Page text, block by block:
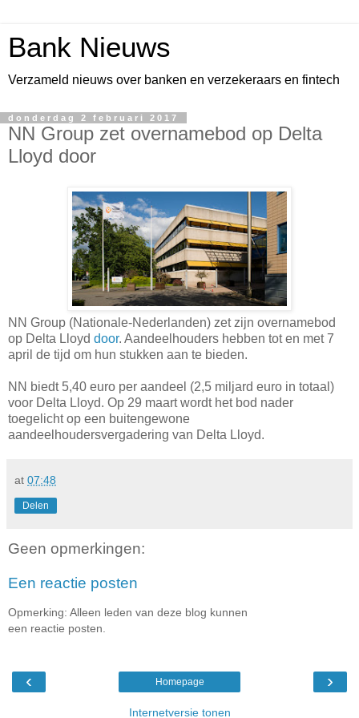
Bank Nieuws
Verzameld nieuws over banken en verzekeraars en fintech
donderdag 2 februari 2017
NN Group zet overnamebod op Delta
Lloyd door
NN Group (Nationale-Nederlanden) zet zijn overnamebod
op Delta Lloyd door. Aandeelhouders hebben tot en met 7
april de tijd om hun stukken aan te bieden.
NN biedt 5,40 euro per aandeel (2,5 miljard euro in totaal)
voor Delta Lloyd. Op 29 maart wordt het bod nader
toegelicht op een buitengewone
aandeelhoudersvergadering van Delta Lloyd.
at 07:48
Delen
Geen opmerkingen:
Een reactie posten
Opmerking: Alleen leden van deze blog kunnen
een reactie posten.
‹ ›
Homepage
Internetversie tonen